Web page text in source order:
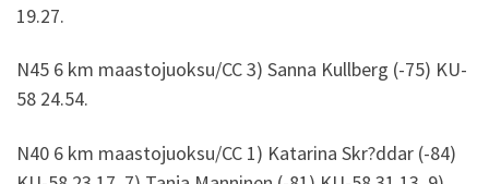
19.27.
N45 6 km maastojuoksu/CC 3) Sanna Kullberg (-75) KU-
58 24.54.
N40 6 km maastojuoksu/CC 1) Katarina Skr?ddar (-84)